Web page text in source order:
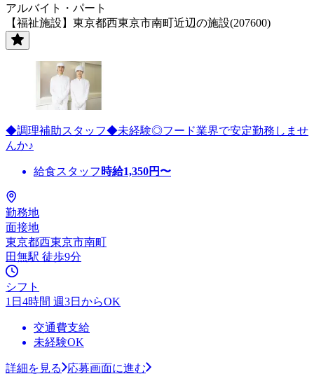
アルバイト・パート
【福祉施設】東京都西東京市南町近辺の施設(207600)
◆調理補助スタッフ◆未経験◎フード業界で安定勤務しませ
んか♪
給食スタッフ 時給1,350円〜
勤務地
面接地
東京都西東京市南町
田無駅 徒歩9分
シフト
1日4時間 週3日からOK
交通費支給
未経験OK
詳細を見る 応募画面に進む